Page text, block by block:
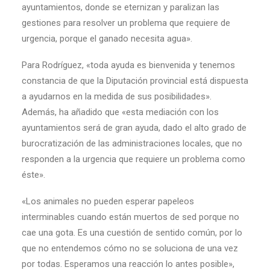
ayuntamientos, donde se eternizan y paralizan las
gestiones para resolver un problema que requiere de
urgencia, porque el ganado necesita agua».
Para Rodríguez, «toda ayuda es bienvenida y tenemos
constancia de que la Diputación provincial está dispuesta
a ayudarnos en la medida de sus posibilidades».
Además, ha añadido que «esta mediación con los
ayuntamientos será de gran ayuda, dado el alto grado de
burocratización de las administraciones locales, que no
responden a la urgencia que requiere un problema como
éste».
«Los animales no pueden esperar papeleos
interminables cuando están muertos de sed porque no
cae una gota. Es una cuestión de sentido común, por lo
que no entendemos cómo no se soluciona de una vez
por todas. Esperamos una reacción lo antes posible»,